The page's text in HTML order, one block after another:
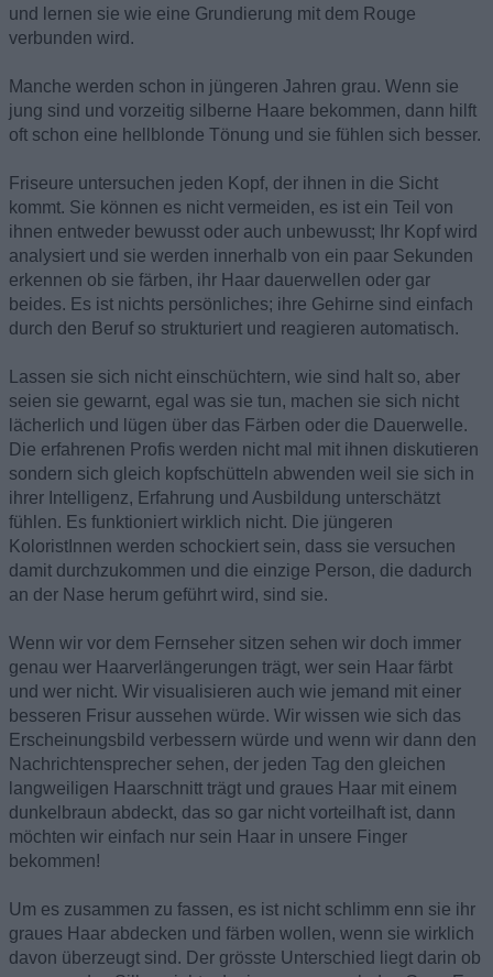
und lernen sie wie eine Grundierung mit dem Rouge
verbunden wird.
Manche werden schon in jüngeren Jahren grau. Wenn sie
jung sind und vorzeitig silberne Haare bekommen, dann hilft
oft schon eine hellblonde Tönung und sie fühlen sich besser.
Friseure untersuchen jeden Kopf, der ihnen in die Sicht
kommt. Sie können es nicht vermeiden, es ist ein Teil von
ihnen entweder bewusst oder auch unbewusst; Ihr Kopf wird
analysiert und sie werden innerhalb von ein paar Sekunden
erkennen ob sie färben, ihr Haar dauerwellen oder gar
beides. Es ist nichts persönliches; ihre Gehirne sind einfach
durch den Beruf so strukturiert und reagieren automatisch.
Lassen sie sich nicht einschüchtern, wie sind halt so, aber
seien sie gewarnt, egal was sie tun, machen sie sich nicht
lächerlich und lügen über das Färben oder die Dauerwelle.
Die erfahrenen Profis werden nicht mal mit ihnen diskutieren
sondern sich gleich kopfschütteln abwenden weil sie sich in
ihrer Intelligenz, Erfahrung und Ausbildung unterschätzt
fühlen. Es funktioniert wirklich nicht. Die jüngeren
KoloristInnen werden schockiert sein, dass sie versuchen
damit durchzukommen und die einzige Person, die dadurch
an der Nase herum geführt wird, sind sie.
Wenn wir vor dem Fernseher sitzen sehen wir doch immer
genau wer Haarverlängerungen trägt, wer sein Haar färbt
und wer nicht. Wir visualisieren auch wie jemand mit einer
besseren Frisur aussehen würde. Wir wissen wie sich das
Erscheinungsbild verbessern würde und wenn wir dann den
Nachrichtensprecher sehen, der jeden Tag den gleichen
langweiligen Haarschnitt trägt und graues Haar mit einem
dunkelbraun abdeckt, das so gar nicht vorteilhaft ist, dann
möchten wir einfach nur sein Haar in unsere Finger
bekommen!
Um es zusammen zu fassen, es ist nicht schlimm enn sie ihr
graues Haar abdecken und färben wollen, wenn sie wirklich
davon überzeugt sind. Der grösste Unterschied liegt darin ob